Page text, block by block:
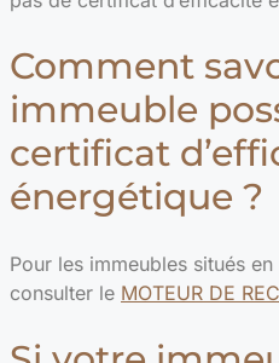
Comment
immeuble
certificat
énergétique ?
Pour les immeubles situés
consulter le MOTEUR DE